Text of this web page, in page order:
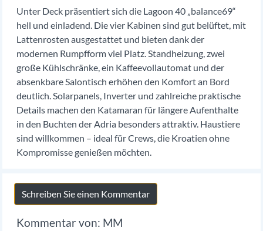
Unter Deck präsentiert sich die Lagoon 40 „balance69“
hell und einladend. Die vier Kabinen sind gut belüftet, mit
Lattenrosten ausgestattet und bieten dank der
modernen Rumpfform viel Platz. Standheizung, zwei
große Kühlschränke, ein Kaffeevollautomat und der
absenkbare Salontisch erhöhen den Komfort an Bord
deutlich. Solarpanels, Inverter und zahlreiche praktische
Details machen den Katamaran für längere Aufenthalte
in den Buchten der Adria besonders attraktiv. Haustiere
sind willkommen – ideal für Crews, die Kroatien ohne
Kompromisse genießen möchten.
Schreiben Sie einen Kommentar
MM